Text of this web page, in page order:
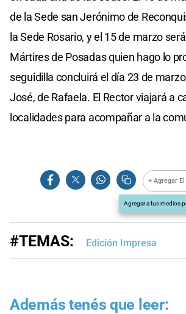
de la Sede san Jerónimo de
la Sede Rosario, y el 15 de marzo
Mártires de Posadas quien hago lo
seguidilla concluirá el día 23 de
José, de Rafaela. El Rector viajará a
localidades para acompañar a la
+ Agregar
Agregar a tus medios
#TEMAS: Edición Impresa
Además tenés que leer: